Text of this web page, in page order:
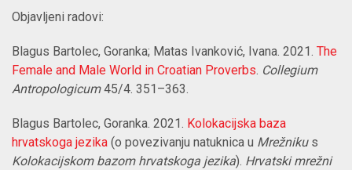
Objavljeni radovi:
Blagus Bartolec, Goranka; Matas Ivanković, Ivana. 2021. The
Female and Male World in Croatian Proverbs. Collegium
Antropologicum45/4. 351–363.
Blagus Bartolec, Goranka. 2021. Kolokacijska baza
hrvatskoga jezika (o povezivanju natuknica u Mrežnikus
Kolokacijskom bazom hrvatskoga jezika). Hrvatski mrežni